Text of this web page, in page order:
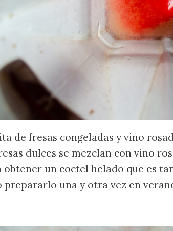
de fresas congeladas y vino
dulces se mezclan con vino
obtener un coctel helado que es
prepararlo una y otra vez en